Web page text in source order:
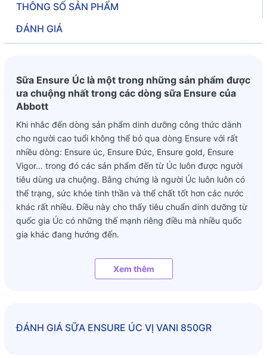
THÔNG SỐ SẢN PHẨM
ĐÁNH GIÁ
Sữa Ensure Úc là một trong những sản phẩm được
ưa chuộng nhất trong các dòng sữa Ensure của
Abbott
Khi nhắc đến dòng sản phẩm dinh dưỡng công thức dành
cho người cao tuổi không thể bỏ qua dòng Ensure với rất
nhiều dòng: Ensure úc, Ensure Đức, Ensure gold, Ensure
Vigor… trong đó các sản phẩm đến từ Úc luôn được người
tiêu dùng ưa chuộng. Bằng chứng là người Úc luôn luôn có
thể trạng, sức khỏe tinh thần và thể chất tốt hơn các nước
khác rất nhiều. Điều này cho thấy tiêu chuẩn dinh dưỡng từ
quốc gia Úc có những thế mạnh riêng điều mà nhiều quốc
gia khác đang hướng đến.
Vậy trong sản phẩm sữa Ensure Úc có gì đặc biệt mà được
nhiều người biết đến tin tưởng và dùng nhiều đến như vậy?
Xem thêm
ĐÁNH GIÁ SỮA ENSURE ÚC VỊ VANI 850GR